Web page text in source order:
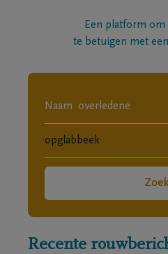
Een platform
te betuigen met
Zoek
Recente